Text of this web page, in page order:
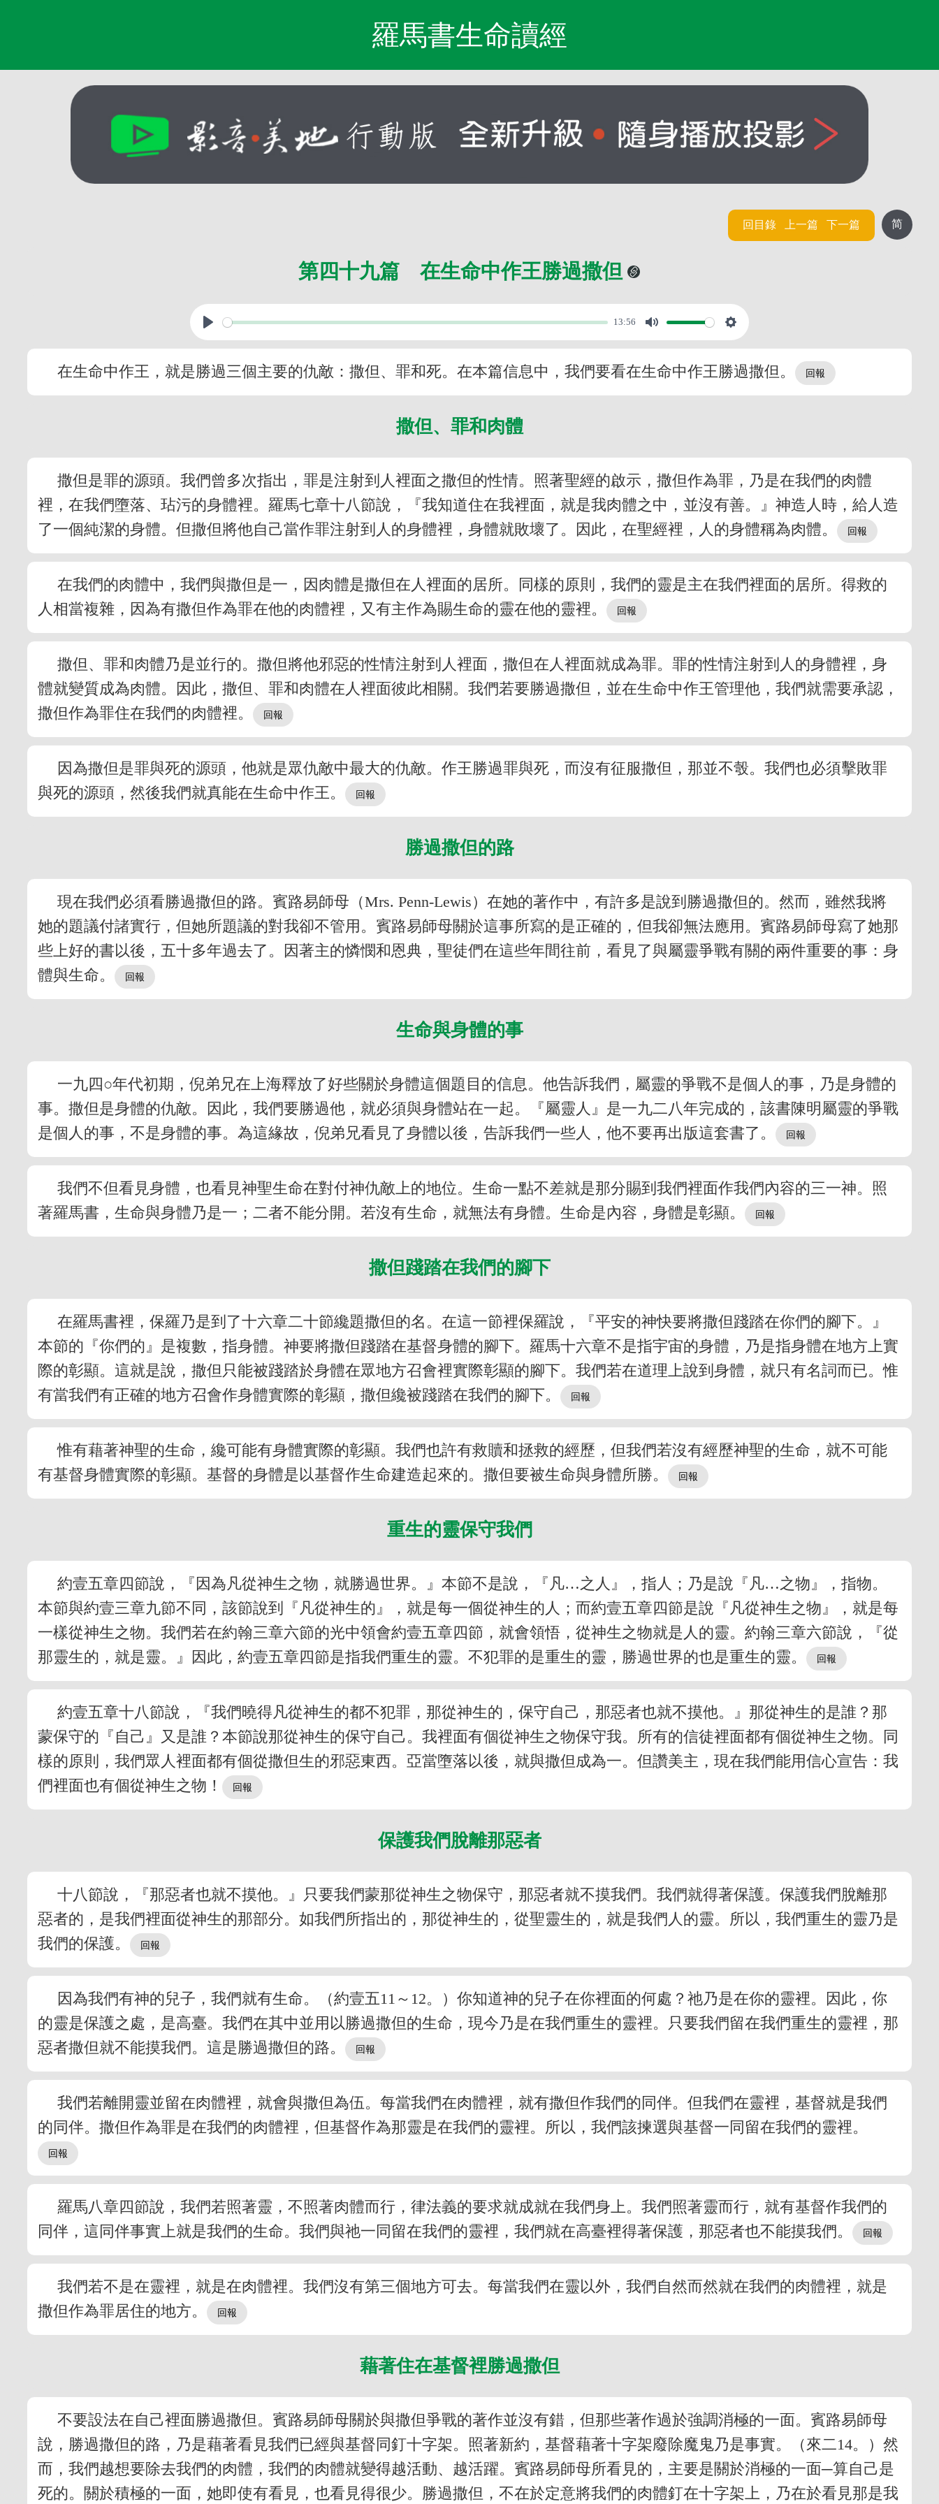
羅馬書生命讀經
简
回目錄 上一篇 下一篇
第四十九篇 在生命中作王勝過撒但
13:56
在生命中作王，就是勝過三個主要的仇敵：撒但、罪和死。在本篇信息中，我們要看在生命中作王勝過撒但。
撒但、罪和肉體
撒但是罪的源頭。我們曾多次指出，罪是注射到人裡面之撒但的性情。照著聖經的啟示，撒但作為罪，乃是在我們的肉體
裡，在我們墮落、玷污的身體裡。羅馬七章十八節說，『我知道住在我裡面，就是我肉體之中，並沒有善。』神造人時，給人造
了一個純潔的身體。但撒但將他自己當作罪注射到人的身體裡，身體就敗壞了。因此，在聖經裡，人的身體稱為肉體。
在我們的肉體中，我們與撒但是一，因肉體是撒但在人裡面的居所。同樣的原則，我們的靈是主在我們裡面的居所。得救的
人相當複雜，因為有撒但作為罪在他的肉體裡，又有主作為賜生命的靈在他的靈裡。
撒但、罪和肉體乃是並行的。撒但將他邪惡的性情注射到人裡面，撒但在人裡面就成為罪。罪的性情注射到人的身體裡，身
體就變質成為肉體。因此，撒但、罪和肉體在人裡面彼此相關。我們若要勝過撒但，並在生命中作王管理他，我們就需要承認，
撒但作為罪住在我們的肉體裡。
因為撒但是罪與死的源頭，他就是眾仇敵中最大的仇敵。作王勝過罪與死，而沒有征服撒但，那並不彀。我們也必須擊敗罪
與死的源頭，然後我們就真能在生命中作王。
勝過撒但的路
現在我們必須看勝過撒但的路。賓路易師母（Mrs. Penn-Lewis）在她的著作中，有許多是說到勝過撒但的。然而，雖然我將
她的題議付諸實行，但她所題議的對我卻不管用。賓路易師母關於這事所寫的是正確的，但我卻無法應用。賓路易師母寫了她那
些上好的書以後，五十多年過去了。因著主的憐憫和恩典，聖徒們在這些年間往前，看見了與屬靈爭戰有關的兩件重要的事：身
體與生命。
生命與身體的事
一九四○年代初期，倪弟兄在上海釋放了好些關於身體這個題目的信息。他告訴我們，屬靈的爭戰不是個人的事，乃是身體的
事。撒但是身體的仇敵。因此，我們要勝過他，就必須與身體站在一起。『屬靈人』是一九二八年完成的，該書陳明屬靈的爭戰
是個人的事，不是身體的事。為這緣故，倪弟兄看見了身體以後，告訴我們一些人，他不要再出版這套書了。
我們不但看見身體，也看見神聖生命在對付神仇敵上的地位。生命一點不差就是那分賜到我們裡面作我們內容的三一神。照
著羅馬書，生命與身體乃是一；二者不能分開。若沒有生命，就無法有身體。生命是內容，身體是彰顯。
撒但踐踏在我們的腳下
在羅馬書裡，保羅乃是到了十六章二十節纔題撒但的名。在這一節裡保羅說，『平安的神快要將撒但踐踏在你們的腳下。』
本節的『你們的』是複數，指身體。神要將撒但踐踏在基督身體的腳下。羅馬十六章不是指宇宙的身體，乃是指身體在地方上實
際的彰顯。這就是說，撒但只能被踐踏於身體在眾地方召會裡實際彰顯的腳下。我們若在道理上說到身體，就只有名詞而已。惟
有當我們有正確的地方召會作身體實際的彰顯，撒但纔被踐踏在我們的腳下。
惟有藉著神聖的生命，纔可能有身體實際的彰顯。我們也許有救贖和拯救的經歷，但我們若沒有經歷神聖的生命，就不可能
有基督身體實際的彰顯。基督的身體是以基督作生命建造起來的。撒但要被生命與身體所勝。
重生的靈保守我們
約壹五章四節說，『因為凡從神生之物，就勝過世界。』本節不是說，『凡…之人』，指人；乃是說『凡…之物』，指物。
本節與約壹三章九節不同，該節說到『凡從神生的』，就是每一個從神生的人；而約壹五章四節是說『凡從神生之物』，就是每
一樣從神生之物。我們若在約翰三章六節的光中領會約壹五章四節，就會領悟，從神生之物就是人的靈。約翰三章六節說，『從
那靈生的，就是靈。』因此，約壹五章四節是指我們重生的靈。不犯罪的是重生的靈，勝過世界的也是重生的靈。
約壹五章十八節說，『我們曉得凡從神生的都不犯罪，那從神生的，保守自己，那惡者也就不摸他。』那從神生的是誰？那
蒙保守的『自己』又是誰？本節說那從神生的保守自己。我裡面有個從神生之物保守我。所有的信徒裡面都有個從神生之物。同
樣的原則，我們眾人裡面都有個從撒但生的邪惡東西。亞當墮落以後，就與撒但成為一。但讚美主，現在我們能用信心宣告：我
們裡面也有個從神生之物！
保護我們脫離那惡者
十八節說，『那惡者也就不摸他。』只要我們蒙那從神生之物保守，那惡者就不摸我們。我們就得著保護。保護我們脫離那
惡者的，是我們裡面從神生的那部分。如我們所指出的，那從神生的，從聖靈生的，就是我們人的靈。所以，我們重生的靈乃是
我們的保護。
因為我們有神的兒子，我們就有生命。（約壹五11～12。）你知道神的兒子在你裡面的何處？祂乃是在你的靈裡。因此，你
的靈是保護之處，是高臺。我們在其中並用以勝過撒但的生命，現今乃是在我們重生的靈裡。只要我們留在我們重生的靈裡，那
惡者撒但就不能摸我們。這是勝過撒但的路。
我們若離開靈並留在肉體裡，就會與撒但為伍。每當我們在肉體裡，就有撒但作我們的同伴。但我們在靈裡，基督就是我們
的同伴。撒但作為罪是在我們的肉體裡，但基督作為那靈是在我們的靈裡。所以，我們該揀選與基督一同留在我們的靈裡。
羅馬八章四節說，我們若照著靈，不照著肉體而行，律法義的要求就成就在我們身上。我們照著靈而行，就有基督作我們的
同伴，這同伴事實上就是我們的生命。我們與祂一同留在我們的靈裡，我們就在高臺裡得著保護，那惡者也不能摸我們。
我們若不是在靈裡，就是在肉體裡。我們沒有第三個地方可去。每當我們在靈以外，我們自然而然就在我們的肉體裡，就是
撒但作為罪居住的地方。
藉著住在基督裡勝過撒但
不要設法在自己裡面勝過撒但。賓路易師母關於與撒但爭戰的著作並沒有錯，但那些著作過於強調消極的一面。賓路易師母
說，勝過撒但的路，乃是藉著看見我們已經與基督同釘十字架。照著新約，基督藉著十字架廢除魔鬼乃是事實。（來二14。）然
而，我們越想要除去我們的肉體，我們的肉體就變得越活動、越活躍。賓路易師母所看見的，主要是關於消極的一面─算自己是
死的。關於積極的一面，她即使有看見，也看見得很少。勝過撒但，不在於定意將我們的肉體釘在十字架上，乃在於看見那是我